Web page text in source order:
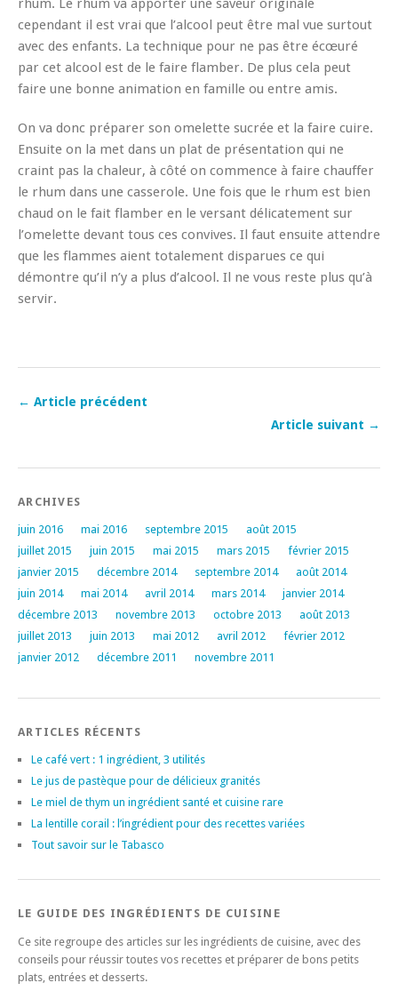
cependant il est vrai que l’alcool peut être mal vue surtout
avec des enfants. La technique pour ne pas être écœuré
par cet alcool est de le faire flamber. De plus cela peut
faire une bonne animation en famille ou entre amis.
On va donc préparer son omelette sucrée et la faire cuire.
Ensuite on la met dans un plat de présentation qui ne
craint pas la chaleur, à côté on commence à faire chauffer
le rhum dans une casserole. Une fois que le rhum est bien
chaud on le fait flamber en le versant délicatement sur
l’omelette devant tous ces convives. Il faut ensuite attendre
que les flammes aient totalement disparues ce qui
démontre qu’il n’y a plus d’alcool. Il ne vous reste plus qu’à
servir.
← Article précédent
Article suivant →
ARCHIVES
juin 2016 mai 2016 septembre 2015
août 2015
juillet 2015
juin 2015 mai 2015 mars 2015
février 2015
janvier 2015
décembre 2014 septembre 2014
août 2014
juin 2014
mai 2014 avril 2014 mars 2014
janvier 2014
décembre 2013
novembre 2013 octobre 2013
août 2013
juillet 2013
juin 2013 mai 2012 avril 2012
février 2012
janvier 2012
décembre 2011 novembre 2011
ARTICLES RÉCENTS
Le café vert : 1 ingrédient, 3 utilités
Le jus de pastèque pour de délicieux granités
Le miel de thym un ingrédient santé et cuisine rare
La lentille corail : l’ingrédient pour des recettes variées
Tout savoir sur le Tabasco
LE GUIDE DES INGRÉDIENTS DE CUISINE
Ce site regroupe des articles sur les ingrédients de cuisine, avec des
conseils pour réussir toutes vos recettes et préparer de bons petits
plats, entrées et desserts.